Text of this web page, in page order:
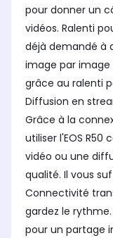
pour donner un
vidéos. Ralenti
déjà demandé à
image par
grâce au ralenti
Diffusion en
Grâce à la
utiliser l'EOS
vidéo ou une
qualité. Il vous
Connectivité
gardez le
pour un partage